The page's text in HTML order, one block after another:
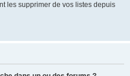
les supprimer de vos listes depuis